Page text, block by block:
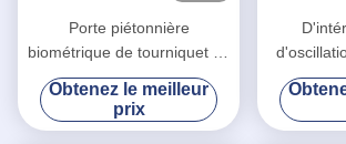
Porte piétonnière
biométrique de tourniquet de
la largeur RS485 de 900mm
Obtenez le meilleur
prix